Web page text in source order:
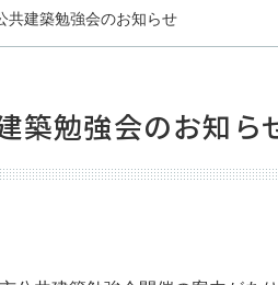
共建築勉強会のお知らせ
築勉強会のお知ら